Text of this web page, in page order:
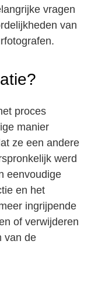
vragen
van
proces
manier
ze een andere
werd
eenvoudige
en het
ingrijpende
of verwijderen
van de